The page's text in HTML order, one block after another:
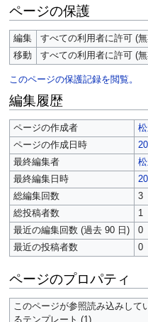
ページの保護
編集
すべての利用者に許可 (
移動
すべての利用者に許可 (
このページの保護記録を閲覧。
編集履歴
ページの作成者
ページの作成日時
最終編集者
最終編集日時
総編集回数
3
総投稿者数
1
最近の編集回数 (過去 90 日)
0
最近の投稿者数
0
ページのプロパティ
このページが参照読み込みして
るテンプレート (1)